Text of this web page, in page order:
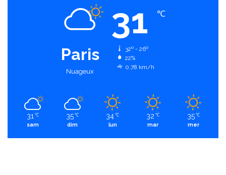
Paris
Nuageux
31 ℃
32º - 26º
22%
0.78 km/h
31 ℃
sam
35 ℃
dim
34 ℃
lun
32 ℃
mar
35 ℃
mer